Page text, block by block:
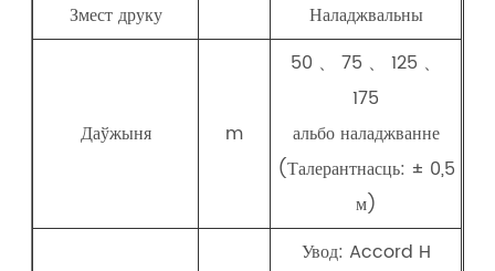
Змест друку
Наладжвальны
Даўжыня m
50 、 75 、 125 、
175
альбо наладжванне
(Талерантнасць: ± 0,5
м)
Увод: Accord H